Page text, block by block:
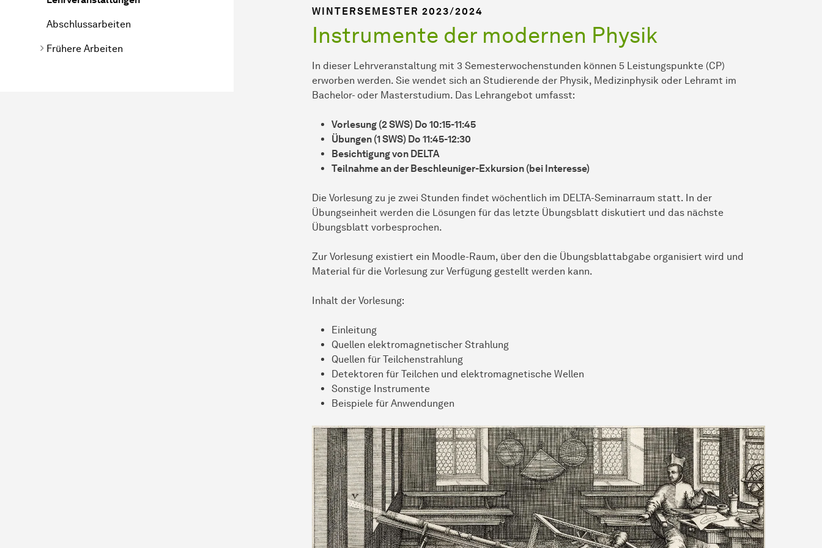
Abschlussarbeiten
Frühere Arbeiten
WINTERSEMESTER 2023/2024
Instrumente der modernen Physik
In dieser Lehrveranstaltung mit 3 Semesterwochenstunden können 5 Leistungspunkte (CP)
erworben werden. Sie wendet sich an Studierende der Physik, Medizinphysik oder Lehramt im
Bachelor- oder Masterstudium. Das Lehrangebot umfasst:
Vorlesung (2 SWS) Do 10:15-11:45
Übungen (1 SWS) Do 11:45-12:30
Besichtigung von DELTA
Teilnahme an der Beschleuniger-Exkursion (bei Interesse)
Die Vorlesung zu je zwei Stunden findet wöchentlich im DELTA-Seminarraum statt. In der
Übungseinheit werden die Lösungen für das letzte Übungsblatt diskutiert und das nächste
Übungsblatt vorbesprochen.
Zur Vorlesung existiert ein Moodle-Raum, über den die Übungsblattabgabe organisiert wird und
Material für die Vorlesung zur Verfügung gestellt werden kann.
Inhalt der Vorlesung:
Einleitung
Quellen elektromagnetischer Strahlung
Quellen für Teilchenstrahlung
Detektoren für Teilchen und elektromagnetische Wellen
Sonstige Instrumente
Beispiele für Anwendungen